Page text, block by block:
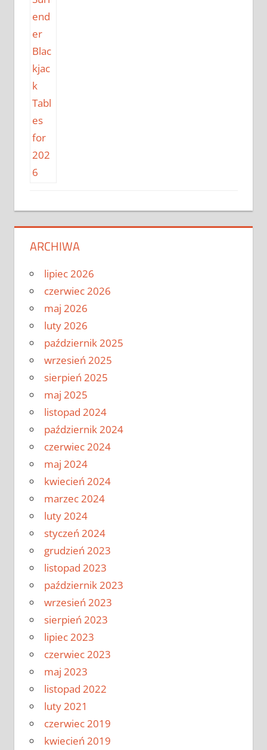
ARCHIWA
lipiec 2026
czerwiec 2026
maj 2026
luty 2026
październik 2025
wrzesień 2025
sierpień 2025
maj 2025
listopad 2024
październik 2024
czerwiec 2024
maj 2024
kwiecień 2024
marzec 2024
luty 2024
styczeń 2024
grudzień 2023
listopad 2023
październik 2023
wrzesień 2023
sierpień 2023
lipiec 2023
czerwiec 2023
maj 2023
listopad 2022
luty 2021
czerwiec 2019
kwiecień 2019